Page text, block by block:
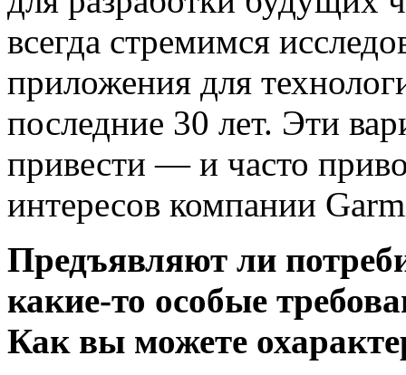
всегда стремимся
приложения для
последние 30 лет. Эти
привести — и часто
интересов компании
Предъявляют ли
какие-то особые
Как вы можете